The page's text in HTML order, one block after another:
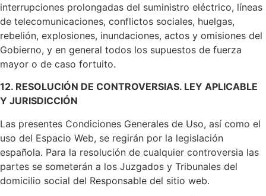
interrupciones prolongadas del suministro eléctrico, líneas
de telecomunicaciones, conflictos sociales, huelgas,
rebelión, explosiones, inundaciones, actos y omisiones del
Gobierno, y en general todos los supuestos de fuerza
mayor o de caso fortuito.
12. RESOLUCIÓN DE CONTROVERSIAS. LEY APLICABLE
Y JURISDICCIÓN
Las presentes Condiciones Generales de Uso, así como el
uso del Espacio Web, se regirán por la legislación
española. Para la resolución de cualquier controversia las
partes se someterán a los Juzgados y Tribunales del
domicilio social del Responsable del sitio web.